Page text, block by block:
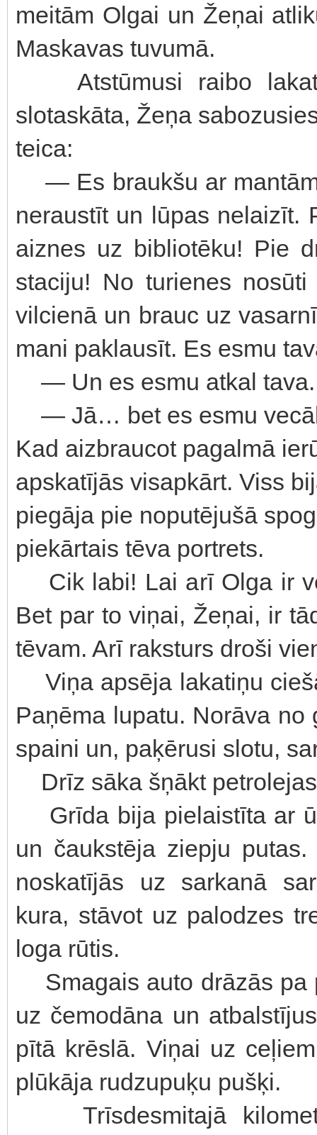
meitām Olgai un Žeņai
Maskavas tuvumā.
Atstūmusi raibo
slotaskāta, Žeņa
teica:
— Es braukšu ar
neraustīt un lūpas nelaizīt.
aiznes uz bibliotēku! Pie
staciju! No turienes
vilcienā un brauc uz
mani paklausīt. Es esmu
— Un es esmu atkal tava.
— Jā… bet es esmu
Kad aizbraucot pagalmā
apskatījās visapkārt. Viss
piegāja pie noputējušā
piekārtais tēva portrets.
Cik labi! Lai arī Olga ir
Bet par to viņai, Žeņai, ir
tēvam. Arī raksturs droši
Viņa apsēja lakatiņu
Paņēma lupatu. Norāva
spaini un, paķērusi slotu,
Drīz sāka šņākt
Grīda bija pielaistīta ar
un čaukstēja ziepju
noskatījās uz sarkanā
kura, stāvot uz palodzes
loga rūtis.
Smagais auto drāzās pa
uz čemodāna un
pītā krēslā. Viņai uz
plūkāja rudzupuķu pušķi.
Trīsdesmitajā